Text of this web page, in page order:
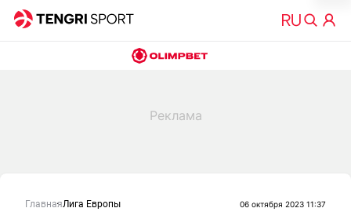
ГлавнаяЛига Европы 06 октября 2023 11:37